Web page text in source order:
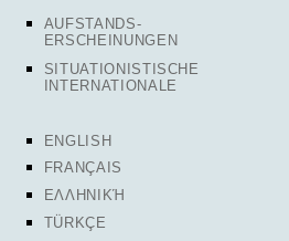
AUFSTANDS-
ERSCHEINUNGEN
SITUATIONISTISCHE
INTERNATIONALE
ENGLISH
FRANÇAIS
ΕΛΛΗΝΙΚΉ
TÜRKÇE